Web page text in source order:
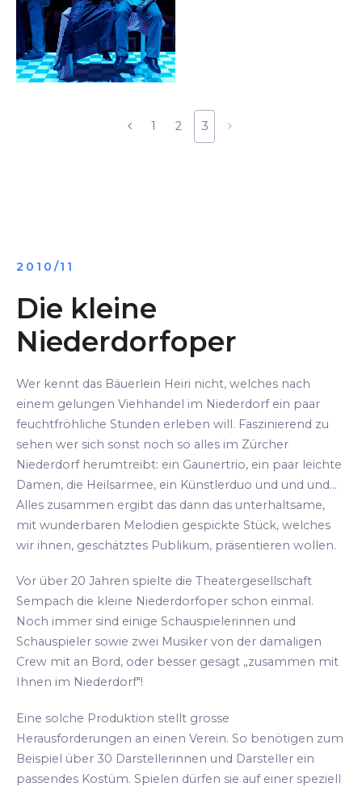
1 2 3
2010/11
Die kleine
Niederdorfoper
Wer kennt das Bäuerlein Heiri nicht, welches nach
einem gelungen Viehhandel im Niederdorf ein paar
feuchtfröhliche Stunden erleben will. Faszinierend zu
sehen wer sich sonst noch so alles im Zürcher
Niederdorf herumtreibt: ein Gaunertrio, ein paar leichte
Damen, die Heilsarmee, ein Künstlerduo und und und...
Alles zusammen ergibt das dann das unterhaltsame,
mit wunderbaren Melodien gespickte Stück, welches
wir ihnen, geschätztes Publikum, präsentieren wollen.
Vor über 20 Jahren spielte die Theatergesellschaft
Sempach die kleine Niederdorfoper schon einmal.
Noch immer sind einige Schauspielerinnen und
Schauspieler sowie zwei Musiker von der damaligen
Crew mit an Bord, oder besser gesagt „zusammen mit
Ihnen im Niederdorf"!
Eine solche Produktion stellt grosse
Herausforderungen an einen Verein. So benötigen zum
Beispiel über 30 Darstellerinnen und Darsteller ein
passendes Kostüm. Spielen dürfen sie auf einer speziell